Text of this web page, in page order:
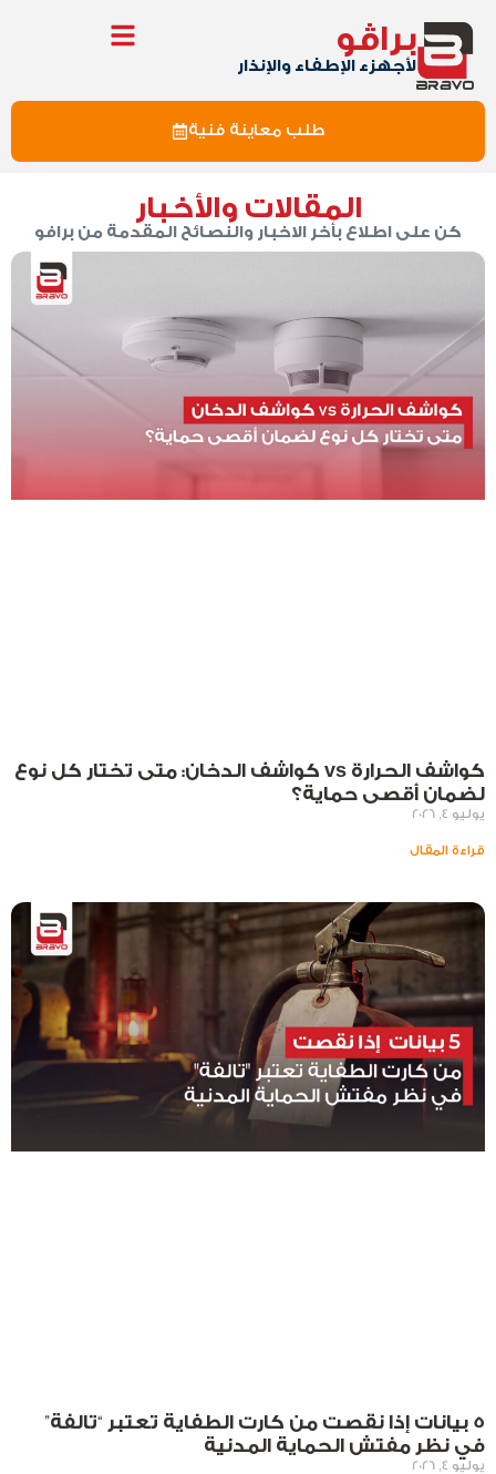
براڤو
لأجهزء الإطفاء والإنذار
طلب معاينة فنية
المقالات والأخبار
كن على اطلاع بأخر الاخبار والنصائح المقدمة من برافو
كواشف الحرارة vs كواشف الدخان: متى تختار كل نوع
لضمان أقصى حماية؟
يوليو 4, 2026
قراءة المقال
5 بيانات إذا نقصت من كارت الطفاية تعتبر “تالفة”
في نظر مفتش الحماية المدنية
يوليو 4, 2026